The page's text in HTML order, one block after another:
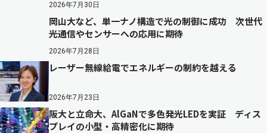
2026年7月30日
岡山大など、単一ナノ構造で光の制御に成功 次世代
光通信やセンサーへの応用に期待
2026年7月28日
レーザー無線給電でエネルギーの制約を越える
2026年7月23日
阪大と立命大、AlGaNで多色発光LEDを実証 ディス
プレイの小型・高精密化に期待